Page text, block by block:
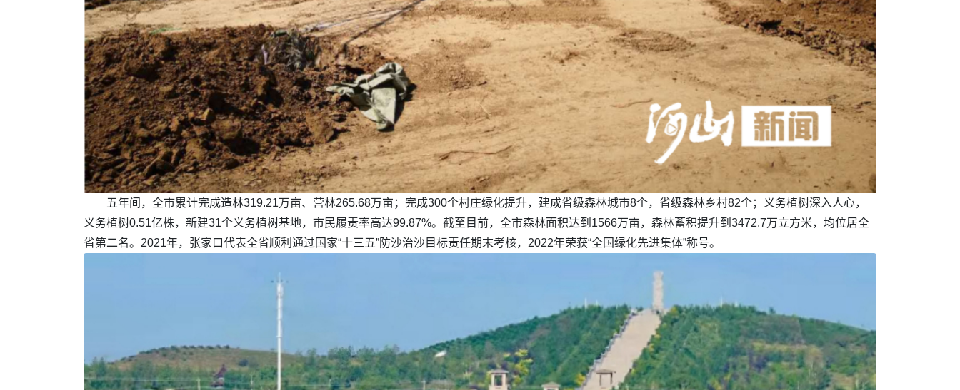
五年间，全市累计完成造林319.21万亩、营林265.68万亩；完成300个村庄绿化提升，建成省级森林城市8个，省级森林乡村82个；义务植树深入人心，
义务植树0.51亿株，新建31个义务植树基地，市民履责率高达99.87%。截至目前，全市森林面积达到1566万亩，森林蓄积提升到3472.7万立方米，均位居全
省第二名。2021年，张家口代表全省顺利通过国家“十三五”防沙治沙目标责任期末考核，2022年荣获“全国绿化先进集体”称号。